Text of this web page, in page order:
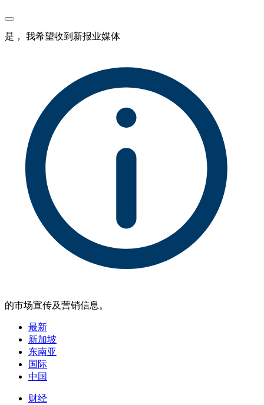
是， 我希望收到新报业媒体
的市场宣传及营销信息。
最新
新加坡
东南亚
国际
中国
财经